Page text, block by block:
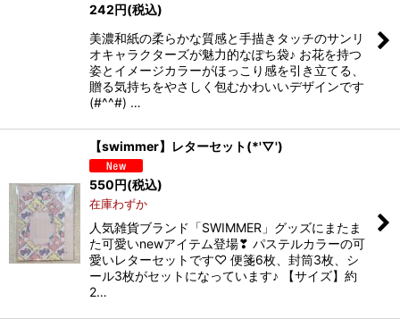
242円(税込)
美濃和紙の柔らかな質感と手描きタッチのサンリ
オキャラクターズが魅力的なぽち袋♪ お花を持つ
姿とイメージカラーがほっこり感を引き立てる、
贈る気持ちをやさしく包むかわいいデザインです
(#^^#) …
【swimmer】レターセット(*'▽')
550円(税込)
在庫わずか
人気雑貨ブランド「SWIMMER」グッズにまたま
た可愛いnewアイテム登場❣ パステルカラーの可
愛いレターセットです♡ 便箋6枚、封筒3枚、シ
ール3枚がセットになっています♪ 【サイズ】約
2…